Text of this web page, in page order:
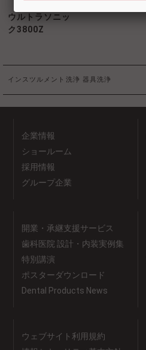
ウルトラソニッ
ク3800Z
インスツルメント洗浄 器具洗浄
企業情報
ショールーム
採用情報
グループ企業
開業・承継支援サービス
歯科医院 設計・内装実例集
特別講演
ポスターダウンロード
Dental Products News
ウェブサイト利用規約